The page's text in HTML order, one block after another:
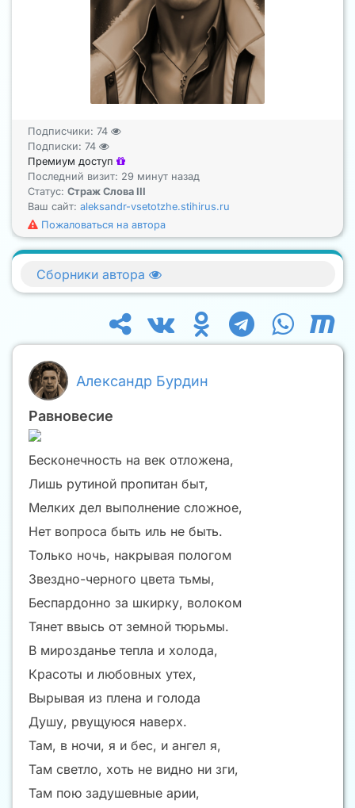
Подписчики: 74
Подписки: 74
Премиум доступ
Последний визит: 29 минут назад
Статус: Страж Слова III
Ваш сайт: aleksandr-vsetotzhe.stihirus.ru
Пожаловаться на автора
Александр Бурдин
Равновесие
Бесконечность на век отложена,
Лишь рутиной пропитан быт,
Мелких дел выполнение сложное,
Нет вопроса быть иль не быть.
Только ночь, накрывая пологом
Звездно-черного цвета тьмы,
Беспардонно за шкирку, волоком
Тянет ввысь от земной тюрьмы.
В мирозданье тепла и холода,
Красоты и любовных утех,
Вырывая из плена и голода
Душу, рвущуюся наверх.
Там, в ночи, я и бес, и ангел я,
Там светло, хоть не видно ни зги,
Там пою задушевные арии,
Сборники автора